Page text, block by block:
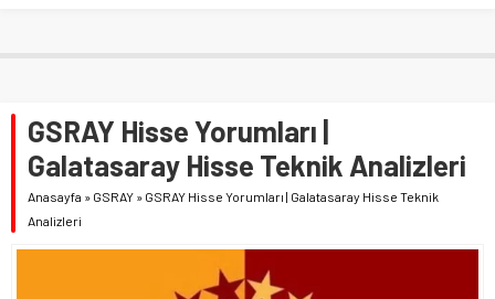
GSRAY Hisse Yorumları |
Galatasaray Hisse Teknik Analizleri
Anasayfa » GSRAY » GSRAY Hisse Yorumları | Galatasaray Hisse Teknik
Analizleri